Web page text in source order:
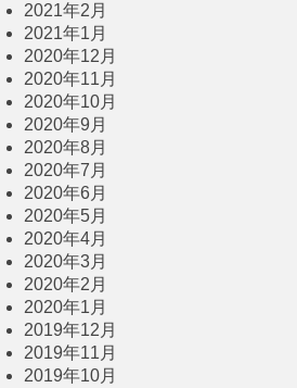
2021年2月
2021年1月
2020年12月
2020年11月
2020年10月
2020年9月
2020年8月
2020年7月
2020年6月
2020年5月
2020年4月
2020年3月
2020年2月
2020年1月
2019年12月
2019年11月
2019年10月